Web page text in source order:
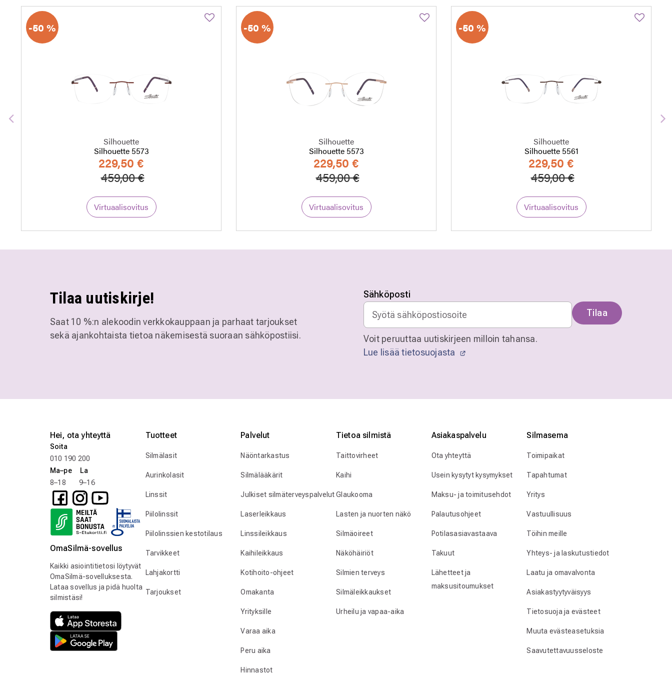
-50 %
Silhouette
Silhouette 5573
229,50 €
Hinta alennettu
459,00 €Alennettu hinta
Virtuaalisovitus
-50 %
Silhouette
Silhouette 5573
229,50 €
Hinta alennettu
459,00 €Alennettu hinta
Virtuaalisovitus
-50 %
Silhouette
Silhouette 5561
229,50 €
Hinta alennettu
459,00 €Alennettu hinta
Virtuaalisovitus
Edellinen
Tilaa uutiskirje!
Saat 10 %:n alekoodin verkkokauppaan ja parhaat tarjoukset
sekä ajankohtaista tietoa näkemisestä suoraan sähköpostiisi.
Sähköposti
Tilaa
Voit peruuttaa uutiskirjeen milloin tahansa.
Lue lisää tietosuojasta
Hei, ota yhteyttä
Soita
010 190 200
Ma–pe La
8–18 9–16
OmaSilmä-sovellus
Kaikki asiointitietosi löytyvät
OmaSilmä-sovelluksesta.
Lataa sovellus ja pidä huolta
silmistäsi!
Tuotteet
Silmälasit
Aurinkolasit
Linssit
Piilolinssit
Piilolinssien kestotilaus
Tarvikkeet
Lahjakortti
Tarjoukset
Palvelut
Näöntarkastus
Silmälääkärit
Julkiset silmäterveyspalvelut
Laserleikkaus
Linssileikkaus
Kaihileikkaus
Kotihoito-ohjeet
Omakanta
Yrityksille
Varaa aika
Peru aika
Hinnastot
Tietoa silmistä
Taittovirheet
Kaihi
Glaukooma
Lasten ja nuorten näkö
Silmäoireet
Näköhäiriöt
Silmien terveys
Silmäleikkaukset
Urheilu ja vapaa-aika
Asiakaspalvelu
Ota yhteyttä
Usein kysytyt kysymykset
Maksu- ja toimitusehdot
Palautusohjeet
Potilasasiavastaava
Takuut
Lähetteet ja
maksusitoumukset
Silmӓasema
Toimipaikat
Tapahtumat
Yritys
Vastuullisuus
Töihin meille
Yhteys- ja laskutustiedot
Laatu ja omavalvonta
Asiakastyytyväisyys
Tietosuoja ja evästeet
Muuta evästeasetuksia
Saavutettavuusseloste